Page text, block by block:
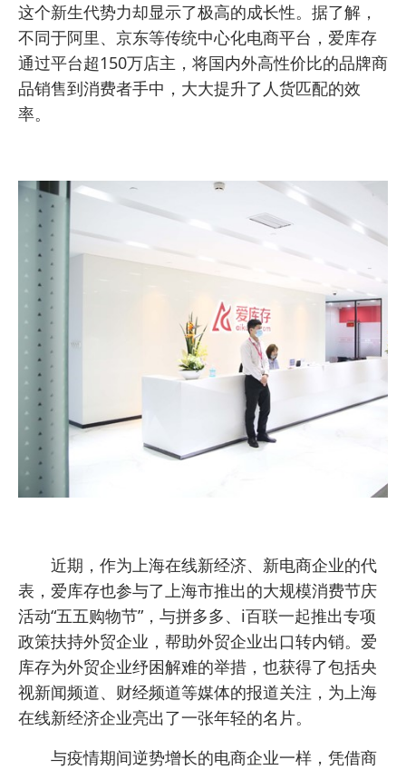
这个新生代势力却显示了极高的成长性。据了解，
不同于阿里、京东等传统中心化电商平台，爱库存
通过平台超150万店主，将国内外高性价比的品牌商
品销售到消费者手中，大大提升了人货匹配的效
率。
近期，作为上海在线新经济、新电商企业的代
表，爱库存也参与了上海市推出的大规模消费节庆
活动“五五购物节”，与拼多多、i百联一起推出专项
政策扶持外贸企业，帮助外贸企业出口转内销。爱
库存为外贸企业纾困解难的举措，也获得了包括央
视新闻频道、财经频道等媒体的报道关注，为上海
在线新经济企业亮出了一张年轻的名片。
与疫情期间逆势增长的电商企业一样，凭借商